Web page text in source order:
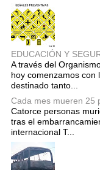
EDUCACIÓN Y
A través del
hoy comenzamos con
destinado tanto...
Cada mes mueren 25
Catorce personas
tras el
internacional T...